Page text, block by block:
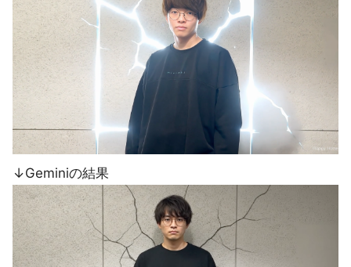
↓Geminiの結果